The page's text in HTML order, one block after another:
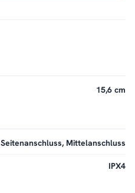
15,6 cm
Seitenanschluss, Mittelanschluss
IPX4